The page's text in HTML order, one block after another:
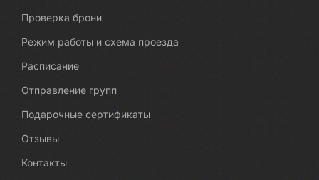
Проверка брони
Режим работы и схема проезда
Расписание
Отправление групп
Подарочные сертификаты
Отзывы
Контакты